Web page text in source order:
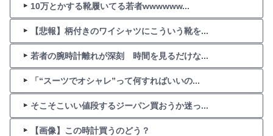
10万とかする靴履いてる若者wwwwww...
【悲報】柄付きのワイシャツにこういう靴を...
若者の腕時計離れが深刻 時間を見るだけな...
「“スーツでオシャレ”って何すればいいの...
そこそこいい値段するジーパン買おうか迷っ...
【画像】この時計買うのどう？